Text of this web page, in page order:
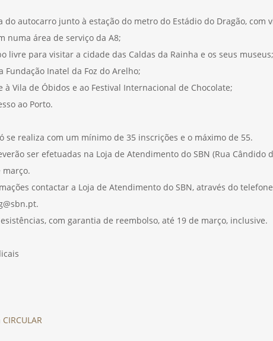
do autocarro junto à estação do metro do Estádio do Dragão, com
numa área de serviço da A8;
livre para visitar a cidade das Caldas da Rainha e os seus museus;
Fundação Inatel da Foz do Arelho;
à Vila de Óbidos e ao Festival Internacional de Chocolate;
ao Porto.
se realiza com um mínimo de 35 inscrições e o máximo de 55.
ser efetuadas na Loja de Atendimento do SBN (Rua Cândido
março.
contactar a Loja de Atendimento do SBN, através do
com garantia de reembolso, até 19 de março, inclusive.
CIRCULAR